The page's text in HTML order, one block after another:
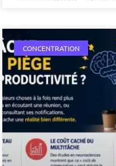
CONCENTRATION